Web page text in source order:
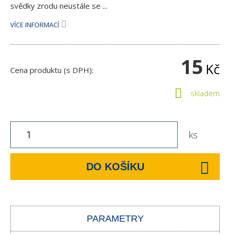
svědky zrodu neustále se ...
VÍCE INFORMACÍ
Cena produktu (s DPH): 15 Kč
skladem
ks
DO KOŠÍKU
PARAMETRY